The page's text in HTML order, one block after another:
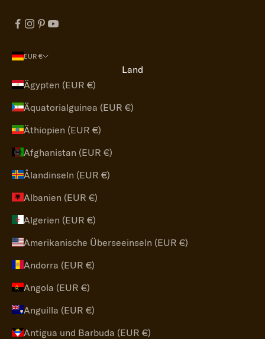
EUR €
Land
Ägypten (EUR €)
Äquatorialguinea (EUR €)
Äthiopien (EUR €)
Afghanistan (EUR €)
Ålandinseln (EUR €)
Albanien (EUR €)
Algerien (EUR €)
Amerikanische Überseeinseln (EUR €)
Andorra (EUR €)
Angola (EUR €)
Anguilla (EUR €)
Antigua und Barbuda (EUR €)